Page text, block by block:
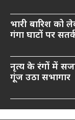
भारी बारिश को
गंगा घाटों पर
नृत्य के रंगों में
गूंज उठा सभागार